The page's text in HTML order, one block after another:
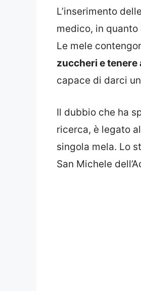
L’inserimento
medico, in
Le mele
zuccheri e tenere
capace di darci
Il dubbio che ha
ricerca, è legato al
singola mela. Lo
San Michele